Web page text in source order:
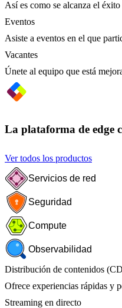
Así es como se alcanza el
Eventos
Asiste a eventos en el que
Vacantes
Únete al equipo que está
La plataforma de edge
Ver todos los productos
Servicios de red
Seguridad
Compute
Observabilidad
Distribución de contenidos
Ofrece experiencias rápidas y
Streaming en directo